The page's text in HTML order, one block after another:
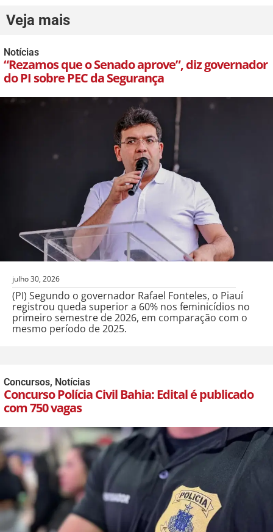
Veja mais
Notícias
“Rezamos que o Senado aprove”, diz governador
do PI sobre PEC da Segurança
julho 30, 2026
(PI) Segundo o governador Rafael Fonteles, o Piauí
registrou queda superior a 60% nos feminicídios no
primeiro semestre de 2026, em comparação com o
mesmo período de 2025.
Concursos, Notícias
Concurso Polícia Civil Bahia: Edital é publicado
com 750 vagas